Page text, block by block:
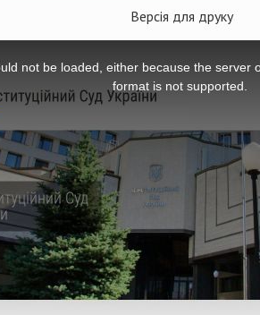
Версія для друку